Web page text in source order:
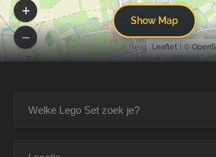
Leaflet | ©
Show Map